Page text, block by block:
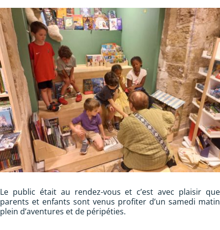
Le public était au rendez-vous et c’est avec plaisir que
parents et enfants sont venus profiter d’un samedi matin
plein d’aventures et de péripéties.